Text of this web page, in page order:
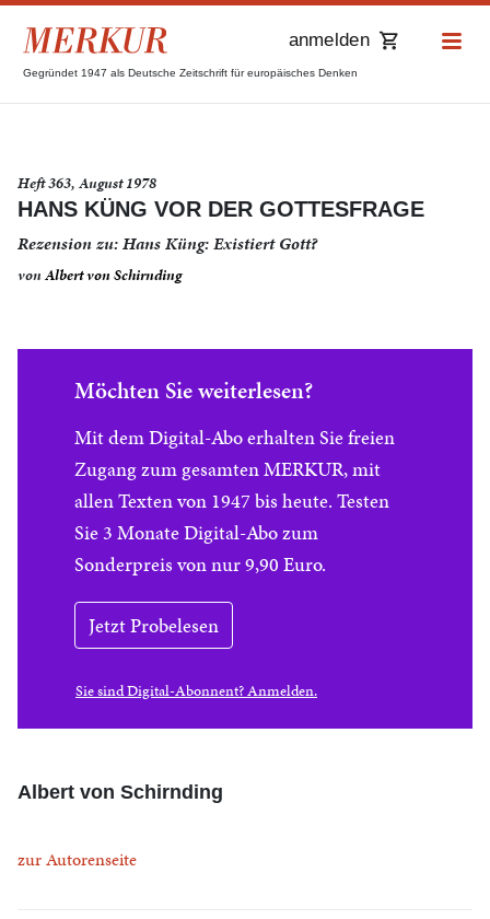
Gegründet 1947 als Deutsche Zeitschrift für europäisches Denken
anmelden
Heft 363, August 1978
HANS KÜNG VOR DER GOTTESFRAGE
Rezension zu: Hans Küng: Existiert Gott?
vonAlbert von Schirnding
Möchten Sie weiterlesen?
Mit dem Digital-Abo erhalten Sie freien
Zugang zum gesamten MERKUR, mit
allen Texten von 1947 bis heute. Testen
Sie 3 Monate Digital-Abo zum
Sonderpreis von nur 9,90 Euro.
Jetzt Probelesen
Sie sind Digital-Abonnent? Anmelden.
Albert von Schirnding
zur Autorenseite